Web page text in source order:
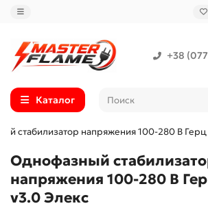
+38
Каталог
стабилизатор напряжения 100-280 В Герц
Однофазный
напряжения 100-280 В
v3.0 Элекс